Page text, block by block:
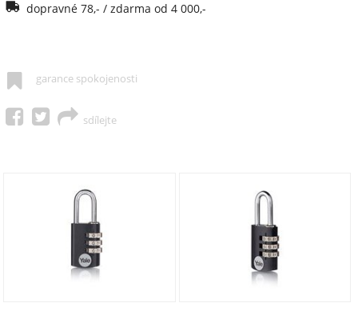
dopravné 78,- / zdarma od 4 000,-
garance spokojenosti
sdílejte